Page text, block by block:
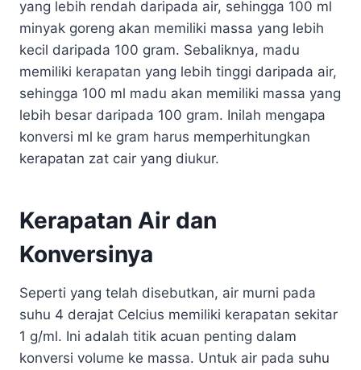
yang lebih rendah daripada air, sehingga 100 ml
minyak goreng akan memiliki massa yang lebih
kecil daripada 100 gram. Sebaliknya, madu
memiliki kerapatan yang lebih tinggi daripada air,
sehingga 100 ml madu akan memiliki massa yang
lebih besar daripada 100 gram. Inilah mengapa
konversi ml ke gram harus memperhitungkan
kerapatan zat cair yang diukur.
Kerapatan Air dan
Konversinya
Seperti yang telah disebutkan, air murni pada
suhu 4 derajat Celcius memiliki kerapatan sekitar
1 g/ml. Ini adalah titik acuan penting dalam
konversi volume ke massa. Untuk air pada suhu